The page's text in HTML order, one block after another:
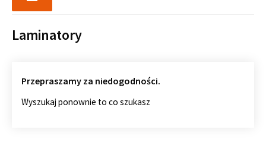
Laminatory
Przepraszamy za niedogodności.
Wyszukaj ponownie to co szukasz